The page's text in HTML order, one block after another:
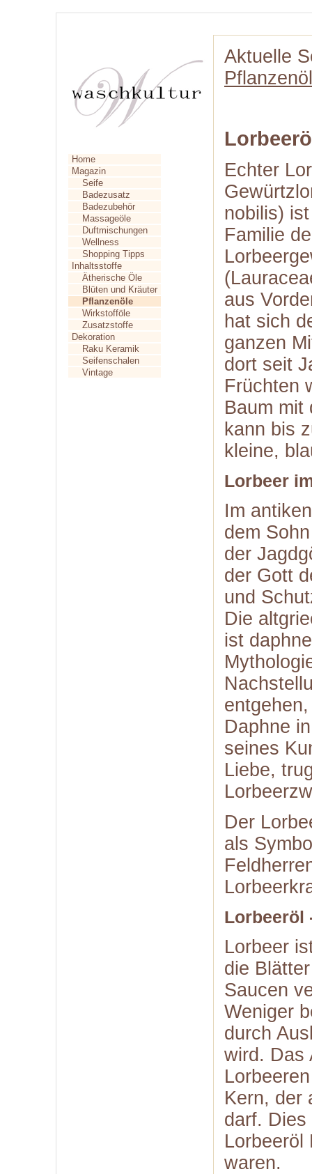
Home
Magazin
Seife
Badezusatz
Badezubehör
Massageöle
Duftmischungen
Wellness
Shopping Tipps
Inhaltsstoffe
Ätherische Öle
Blüten und Kräuter
Pflanzenöle
Wirkstofföle
Zusatzstoffe
Dekoration
Raku Keramik
Seifenschalen
Vintage
Aktuelle
Echter
nobilis)
Familie
aus
hat sich
ganzen
dort seit
Früchten
Baum mit
kann bis
kleine,
Lorbeer
Im
dem
der
der Gott
und
Die
ist
Daphne
seines
Liebe,
Der
als
Lorbeeröl
Lorbeer
die
Saucen
Weniger
durch
wird. Das
Kern, der
darf. Dies
Lorbeeröl
waren.